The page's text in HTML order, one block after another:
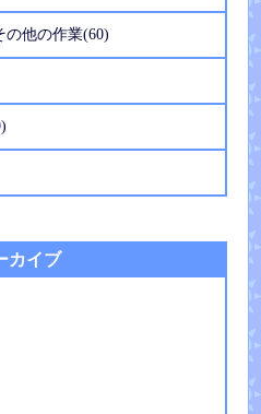
の他の作業(60)
カイブ